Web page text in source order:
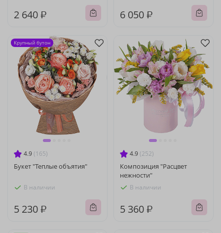
2 640 ₽ 6 050 ₽
4.9 (165)
Букет "Теплые объятия"
В наличии
5 230 ₽
Крупный бутон
4.9 (252)
Композиция "Расцвет
нежности"
В наличии
5 360 ₽